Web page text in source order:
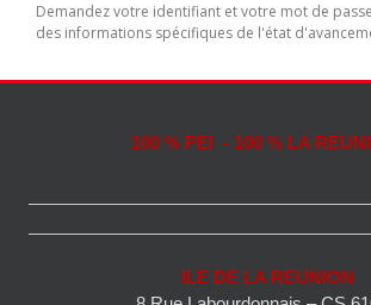
Demandez votre identifiant et votre mot de
des informations spécifiques de l'état
100 % PEI - 100 % LA
ILE DE LA REUNION